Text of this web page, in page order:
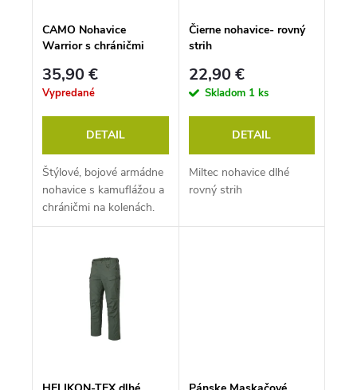
o
v
k
t
v
CAMO Nohavice
Warrior s chráničmi
35,90 €
Vypredané
DETAIL
Štýlové, bojové armádne
nohavice s kamuflážou a
chráničmi na kolenách.
Čierne nohavice- rovný
strih
22,90 €
Skladom 1 ks
DETAIL
Miltec nohavice dlhé
rovný strih